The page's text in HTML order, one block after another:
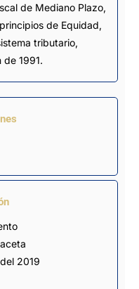
de Mediano Plazo,
de Equidad,
tributario,
1991.
2019